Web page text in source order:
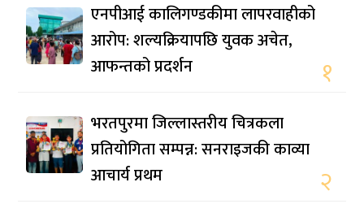
एनपीआई कालिगण्डकीमा लापरवाहीको
आरोप: शल्यक्रियापछि युवक अचेत,
आफन्तको प्रदर्शन
१
भरतपुरमा जिल्लास्तरीय चित्रकला
प्रतियोगिता सम्पन्न: सनराइजकी काव्या
आचार्य प्रथम
२